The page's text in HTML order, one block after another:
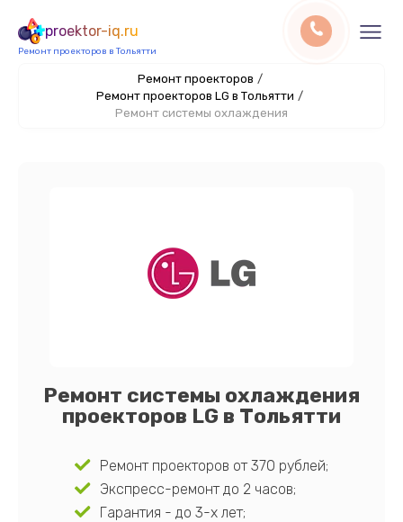
proektor-iq.ru
Ремонт проекторов в Тольятти
Ремонт проекторов /
Ремонт проекторов LG в Тольятти /
Ремонт системы охлаждения
Ремонт системы охлаждения
проекторов LG в Тольятти
Ремонт проекторов от 370 рублей;
Экспресс-ремонт до 2 часов;
Гарантия - до 3-х лет;